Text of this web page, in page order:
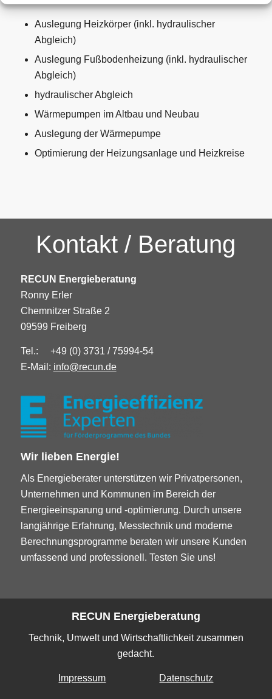
Auslegung Heizkörper (inkl. hydraulischer
Abgleich)
Auslegung Fußbodenheizung (inkl. hydraulischer
Abgleich)
hydraulischer Abgleich
Wärmepumpen im Altbau und Neubau
Auslegung der Wärmepumpe
Optimierung der Heizungsanlage und Heizkreise
Kontakt / Beratung
RECUN Energieberatung
Ronny Erler
Chemnitzer Straße 2
09599 Freiberg
Tel.: +49 (0) 3731 / 75994-54
E-Mail: info@recun.de
Wir lieben Energie!
Als Energieberater unterstützen wir Privatpersonen,
Unternehmen und Kommunen im Bereich der
Energieeinsparung und -optimierung. Durch unsere
langjährige Erfahrung, Messtechnik und moderne
Berechnungsprogramme beraten wir unsere Kunden
umfassend und professionell. Testen Sie uns!
RECUN Energieberatung
Technik, Umwelt und Wirtschaftlichkeit zusammen
gedacht.
Impressum Datenschutz